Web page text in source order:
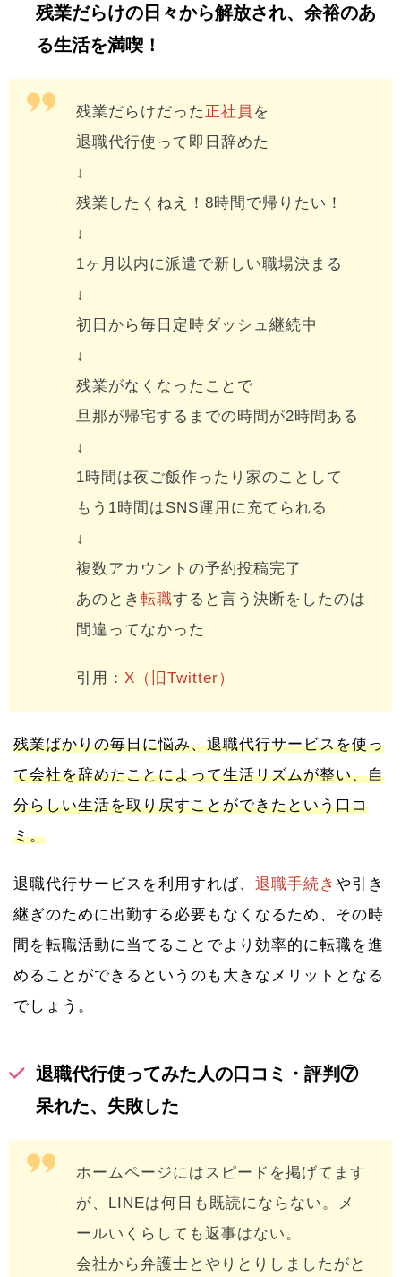
残業だらけの日々から解放され、余裕のあ
る生活を満喫！
残業だらけだった 正社員 を
退職代行使って即日辞めた
↓
残業したくねえ！8時間で帰りたい！
↓
1ヶ月以内に派遣で新しい職場決まる
↓
初日から毎日定時ダッシュ継続中
↓
残業がなくなったことで
旦那が帰宅するまでの時間が2時間ある
↓
1時間は夜ご飯作ったり家のことして
もう1時間はSNS運用に充てられる
↓
複数アカウントの予約投稿完了
あのとき 転職すると言う決断をしたのは
間違ってなかった
引用： X（旧Twitter）
残業ばかりの毎日に悩み、退職代行サービスを使っ
て会社を辞めたことによって生活リズムが整い、自
分らしい生活を取り戻すことができたという口コ
ミ。
退職代行サービスを利用すれば、 退職手続き や引き
継ぎのために出勤する必要もなくなるため、その時
間を転職活動に当てることでより効率的に転職を進
めることができるというのも大きなメリットとなる
でしょう。
退職代行使ってみた人の口コミ・評判⑦
呆れた、失敗した
ホームページにはスピードを掲げてます
が、LINEは何日も既読にならない。メ
ールいくらしても返事はない。
会社から弁護士とやりとりしましたがと